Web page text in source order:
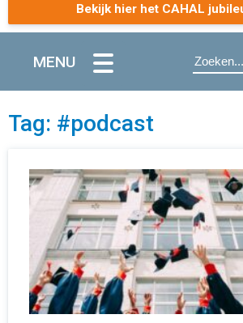
Bekijk hier het CAHAL
MENU
Tag: #podcast